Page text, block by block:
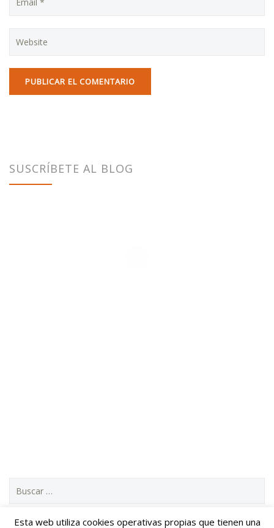
SUSCRÍBETE AL BLOG
s
Esta web utiliza cookies operativas propias que tienen una